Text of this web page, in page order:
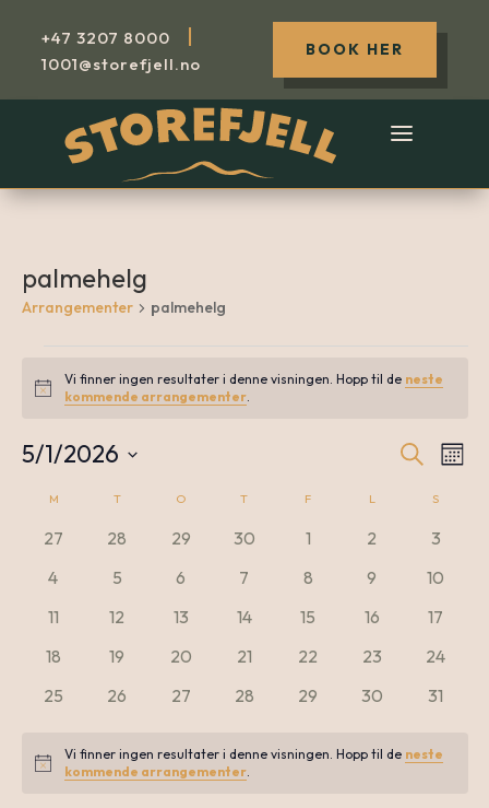
+47 3207 8000 |
1001@storefjell.no
BOOK HER
palmehelg
Arrangementer palmehelg
Arrangementer
Notice
Vi finner ingen resultater i denne visningen. Hopp til de neste
kommende arrangementer.
Søk
5/1/2026
Kalender
for
Arrangementer
M TTIRSDAG O T F LLØRDAG S
0
27
0
28
0
29
0
30
01
0
2
0
3
0
4
0
5
0
6
0
7
0
8
0
9
0
10
0
11
0
12
0
13
0
14
0
15
0
16
0
17
0
18
0
19
0
20
0
21
0
22
0
23
0
24
0
25
0
26
0
27
0
28
0
29
0
30
0
31
Notice
Vi finner ingen resultater i denne visningen. Hopp til de neste
kommende arrangementer.